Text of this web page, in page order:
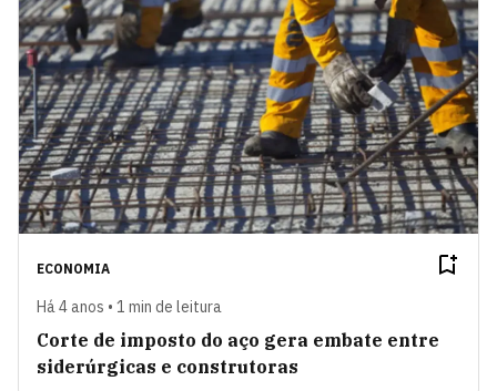
ECONOMIA
Há 4 anos • 1 min de leitura
Corte de imposto do aço gera embate entre
siderúrgicas e construtoras